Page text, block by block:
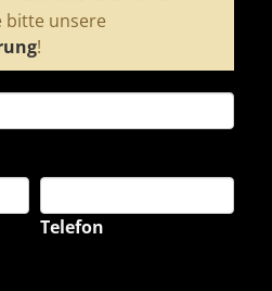
bitte unsere
!
Telefon